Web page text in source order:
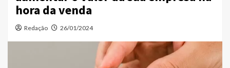
hora da venda
Redação 26/01/2024